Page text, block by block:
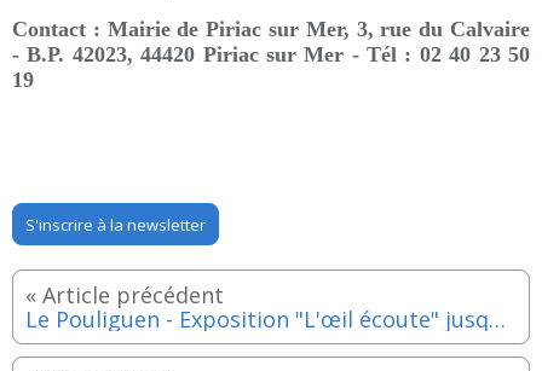
Contact : Mairie de Piriac sur Mer, 3, rue du Calvaire
- B.P. 42023, 44420 Piriac sur Mer -Tél : 02 40 23 50
19
S'inscrire à la newsletter
Le Pouliguen - Exposition "L'œil écoute" jusqu'au dimanche 31 mai 2026